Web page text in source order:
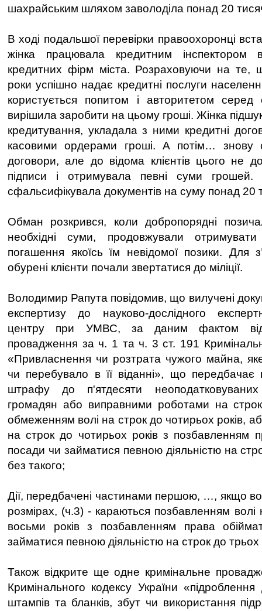
шахрайським шляхом заволоділа понад 20
В ході подальшої перевірки правоохоронці
жінка працювала кредитним
кредитних фірм міста. Розраховуючи на
роки успішно надає кредитні послуги
користується попитом і авторитетом серед
вирішила заробити на цьому гроші. Жінка
кредитування, укладала з ними кредитні
касовими ордерами гроші. А потім… знову
договори, але до відома клієнтів цього не
підписи і отримувала певні суми
сфальсифікувала документів на суму понад 20
Обман розкрився, коли добропорядні
необхідні суми, продовжували
погашення якоїсь їм невідомої позики. Для
обурені клієнти почали звертатися до міліції.
Володимир Рапута повідомив, що вилучені
експертизу до науково-дослідного
центру при УМВС, за даним фактом
провадження за ч. 1 та ч. 3 ст. 191
«Привласнення чи розтрата чужого майна,
чи перебувало в її віданні», що передбачає
штрафу до п'ятдесяти неоподатковуваних
громадян або виправними роботами на
обмеженням волі на строк до чотирьох років,
на строк до чотирьох років з позбавленням
посади чи займатися певною діяльністю на
без такого;
Дії, передбачені частинами першою, …, якщо
розмірах, (ч.3) - караються позбавленням волі
восьми років з позбавленням права
займатися певною діяльністю на строк до трьох
Також відкрите ще одне кримінальне
Кримінального кодексу України «підроблення
штампів та бланків, збут чи використання